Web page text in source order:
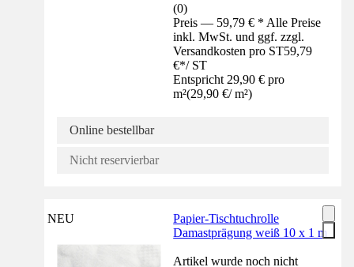
(0)
Preis — 59,79 € * Alle Preise
inkl. MwSt. und ggf. zzgl.
Versandkosten pro ST59,79
€*/ ST
Entspricht 29,90 € pro
m²(29,90 €/ m²)
Online bestellbar
Nicht reservierbar
NEU
Papier-Tischtuchrolle
Damastprägung weiß 10 x 1 m
Artikel wurde noch nicht